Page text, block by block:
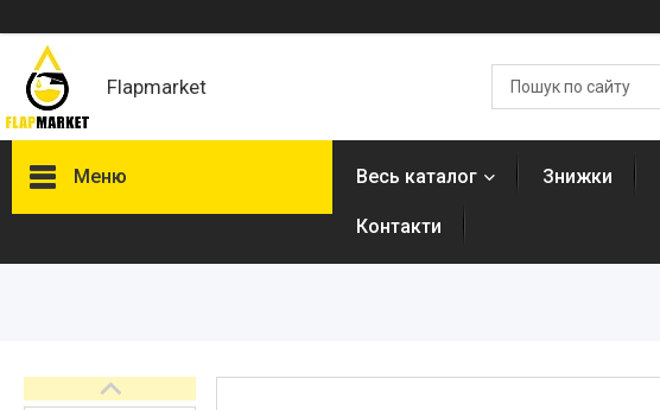
Flapmarket
Меню
Душові трапи, дренажні
Весь каталог Знижки
Контакти